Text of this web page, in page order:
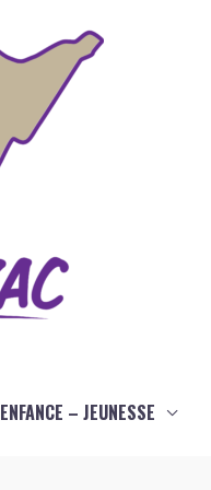
ENFANCE – JEUNESSE